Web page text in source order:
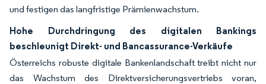
und festigen das langfristige Prämienwachstum.
Hohe Durchdringung des digitalen Bankings
beschleunigt Direkt- und Bancassurance-Verkäufe
Österreichs robuste digitale Bankenlandschaft treibt nicht nur
das Wachstum des Direktversicherungsvertriebs voran,